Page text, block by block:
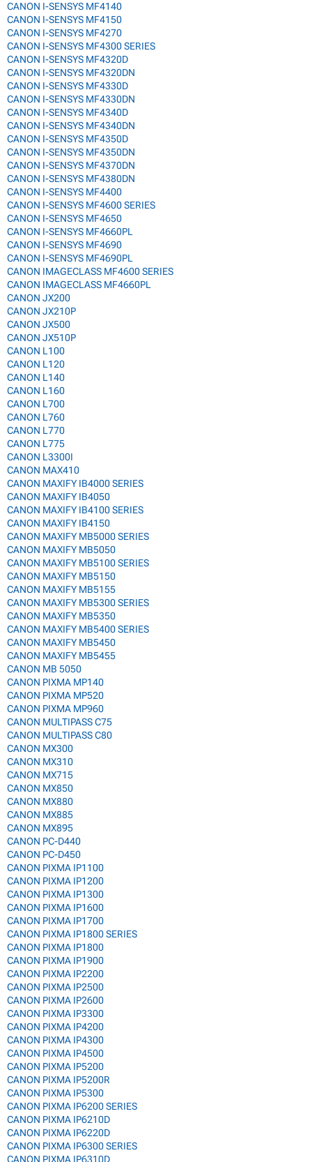
CANON I-SENSYS MF4140
CANON I-SENSYS MF4150
CANON I-SENSYS MF4270
CANON I-SENSYS MF4300 SERIES
CANON I-SENSYS MF4320D
CANON I-SENSYS MF4320DN
CANON I-SENSYS MF4330D
CANON I-SENSYS MF4330DN
CANON I-SENSYS MF4340D
CANON I-SENSYS MF4340DN
CANON I-SENSYS MF4350D
CANON I-SENSYS MF4350DN
CANON I-SENSYS MF4370DN
CANON I-SENSYS MF4380DN
CANON I-SENSYS MF4400
CANON I-SENSYS MF4600 SERIES
CANON I-SENSYS MF4650
CANON I-SENSYS MF4660PL
CANON I-SENSYS MF4690
CANON I-SENSYS MF4690PL
CANON IMAGECLASS MF4600 SERIES
CANON IMAGECLASS MF4660PL
CANON JX200
CANON JX210P
CANON JX500
CANON JX510P
CANON L100
CANON L120
CANON L140
CANON L160
CANON L700
CANON L760
CANON L770
CANON L775
CANON L3300I
CANON MAX410
CANON MAXIFY IB4000 SERIES
CANON MAXIFY IB4050
CANON MAXIFY IB4100 SERIES
CANON MAXIFY IB4150
CANON MAXIFY MB5000 SERIES
CANON MAXIFY MB5050
CANON MAXIFY MB5100 SERIES
CANON MAXIFY MB5150
CANON MAXIFY MB5155
CANON MAXIFY MB5300 SERIES
CANON MAXIFY MB5350
CANON MAXIFY MB5400 SERIES
CANON MAXIFY MB5450
CANON MAXIFY MB5455
CANON MB 5050
CANON PIXMA MP140
CANON PIXMA MP520
CANON PIXMA MP960
CANON MULTIPASS C75
CANON MULTIPASS C80
CANON MX300
CANON MX310
CANON MX715
CANON MX850
CANON MX880
CANON MX885
CANON MX895
CANON PC-D440
CANON PC-D450
CANON PIXMA IP1100
CANON PIXMA IP1200
CANON PIXMA IP1300
CANON PIXMA IP1600
CANON PIXMA IP1700
CANON PIXMA IP1800 SERIES
CANON PIXMA IP1800
CANON PIXMA IP1900
CANON PIXMA IP2200
CANON PIXMA IP2500
CANON PIXMA IP2600
CANON PIXMA IP3300
CANON PIXMA IP4200
CANON PIXMA IP4300
CANON PIXMA IP4500
CANON PIXMA IP5200
CANON PIXMA IP5200R
CANON PIXMA IP5300
CANON PIXMA IP6200 SERIES
CANON PIXMA IP6210D
CANON PIXMA IP6220D
CANON PIXMA IP6300 SERIES
CANON PIXMA IP6310D